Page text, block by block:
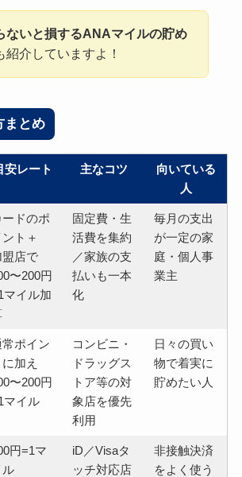
ないと損するANAマイルの貯め
紹介していますよ！
まとめ
安レート 主なコツ
向いている
人
ードのポ
ント＋
盟店で
〜200円
マイル加
固定費・生
活費を集約
／家族の支
払いも一本
化
毎月の支出
が一定の家
庭・個人事
業主
常ポイン
に加え
〜200円
マイル
コンビニ・
ドラッグス
トア等の対
象店を優先
利用
日々の買い
物で着実に
貯めたい人
円=1マ
ル
iD／Visaタ
ッチ対応店
非接触決済
をよく使う